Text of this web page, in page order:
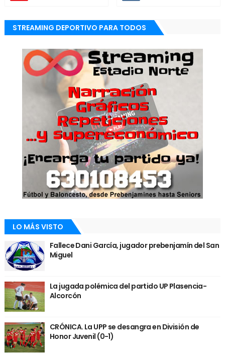
STREAMING DEPORTIVO PARA TODOS
LO MÁS VISTO
Fallece Dani García, jugador prebenjamín del San
Miguel
La jugada polémica del partido UP Plasencia-
Alcorcón
CRÓNICA. La UPP se desangra en División de
Honor Juvenil (0-1)